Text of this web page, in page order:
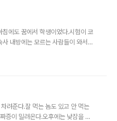
에도 꿈에서 학생이었다.시험이 코
내방에는 모르는 사람들이 와서
려준다.잘 먹는 놈도 있고 안 먹는
증이 밀려온다.오후에는 낮잠을 잤